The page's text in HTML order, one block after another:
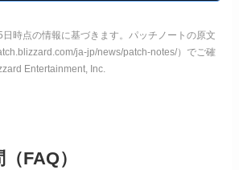
時点の情報に基づきます。パッチノートの原文
ja-jp/news/patch-notes/）でご確
Entertainment, Inc.
FAQ）